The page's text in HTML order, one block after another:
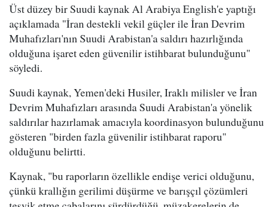
Üst düzey bir Suudi kaynak Al Arabiya English'e yaptığı
açıklamada "İran destekli vekil güçler ile İran Devrim
Muhafızları'nın Suudi Arabistan'a saldırı hazırlığında
olduğuna işaret eden güvenilir istihbarat bulunduğunu"
söyledi.
Suudi kaynak, Yemen'deki Husiler, Iraklı milisler ve İran
Devrim Muhafızları arasında Suudi Arabistan'a yönelik
saldırılar hazırlamak amacıyla koordinasyon bulunduğunu
gösteren "birden fazla güvenilir istihbarat raporu"
olduğunu belirtti.
Kaynak, "bu raporların özellikle endişe verici olduğunu,
çünkü krallığın gerilimi düşürme ve barışçıl çözümleri